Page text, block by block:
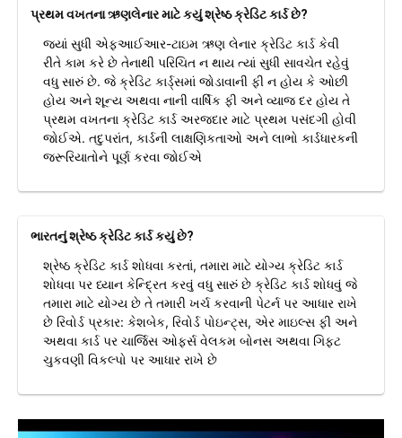
પ્રથમ વખતના ઋણલેનાર માટે કયું શ્રેષ્ઠ ક્રેડિટ કાર્ડ છે?
જ્યાં સુધી એફઆઈઆર-ટાઇમ ઋણ લેનાર ક્રેડિટ કાર્ડ કેવી
રીતે કામ કરે છે તેનાથી પરિચિત ન થાય ત્યાં સુધી સાવચેત રહેવું
વધુ સારું છે. જે ક્રેડિટ કાર્ડ્સમાં જોડાવાની ફી ન હોય કે ઓછી
હોય અને શૂન્ય અથવા નાની વાર્ષિક ફી અને વ્યાજ દર હોય તે
પ્રથમ વખતના ક્રેડિટ કાર્ડ અરજદાર માટે પ્રથમ પસંદગી હોવી
જોઈએ. તદુપરાંત, કાર્ડની લાક્ષણિકતાઓ અને લાભો કાર્ડધારકની
જરૂરિયાતોને પૂર્ણ કરવા જોઈએ
ભારતનું શ્રેષ્ઠ ક્રેડિટ કાર્ડ કયું છે?
શ્રેષ્ઠ ક્રેડિટ કાર્ડ શોધવા કરતાં, તમારા માટે યોગ્ય ક્રેડિટ કાર્ડ
શોધવા પર ધ્યાન કેન્દ્રિત કરવું વધુ સારું છે ક્રેડિટ કાર્ડ શોધવું જે
તમારા માટે યોગ્ય છે તે તમારી ખર્ચ કરવાની પેટર્ન પર આધાર રાખે
છે રિવોર્ડ પ્રકાર: કેશબેક, રિવોર્ડ પોઇન્ટ્સ, એર માઇલ્સ ફી અને
અથવા કાર્ડ પર ચાર્જિસ ઓફર્સ વેલકમ બોનસ અથવા ગિફ્ટ
ચુકવણી વિકલ્પો પર આધાર રાખે છે